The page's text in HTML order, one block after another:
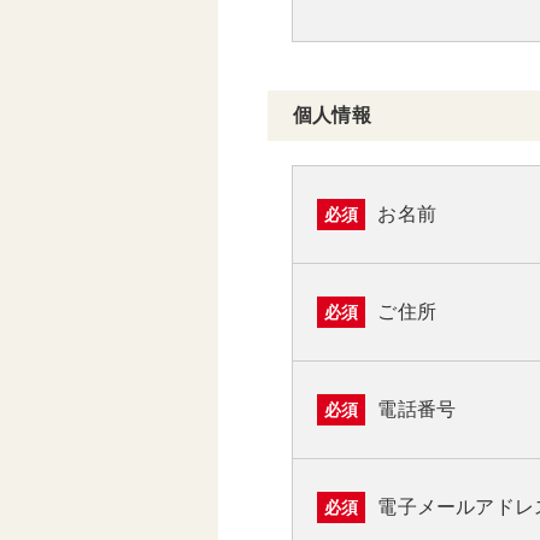
個人情報
必須 お名前
必須 ご住所
必須 電話番号
必須 電子メールアドレ